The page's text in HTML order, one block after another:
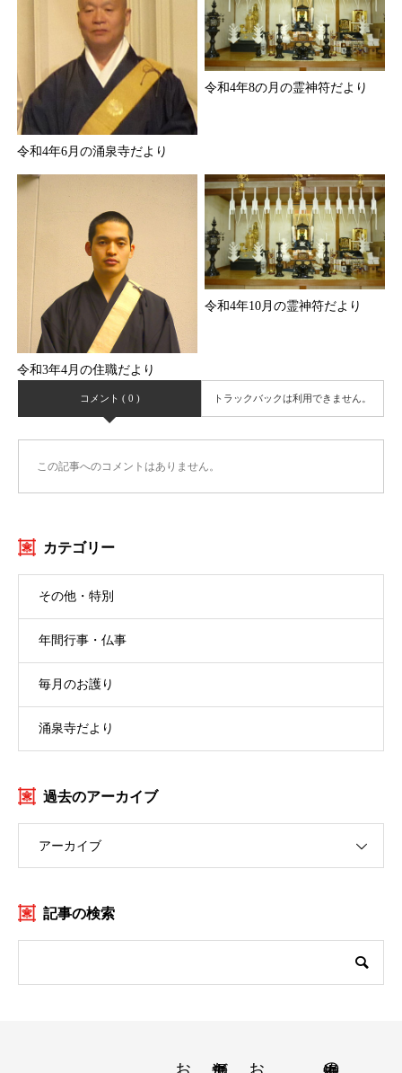
令和4年6月の涌泉寺だより
令和4年8の月の霊神符だより
令和3年4月の住職だより
令和4年10月の霊神符だより
コメント ( 0 ) トラックバックは利用できません。
この記事へのコメントはありません。
カテゴリー
その他・特別
年間行事・仏事
毎月のお護り
涌泉寺だより
過去のアーカイブ
アーカイブ
記事の検索
涌泉寺の方針